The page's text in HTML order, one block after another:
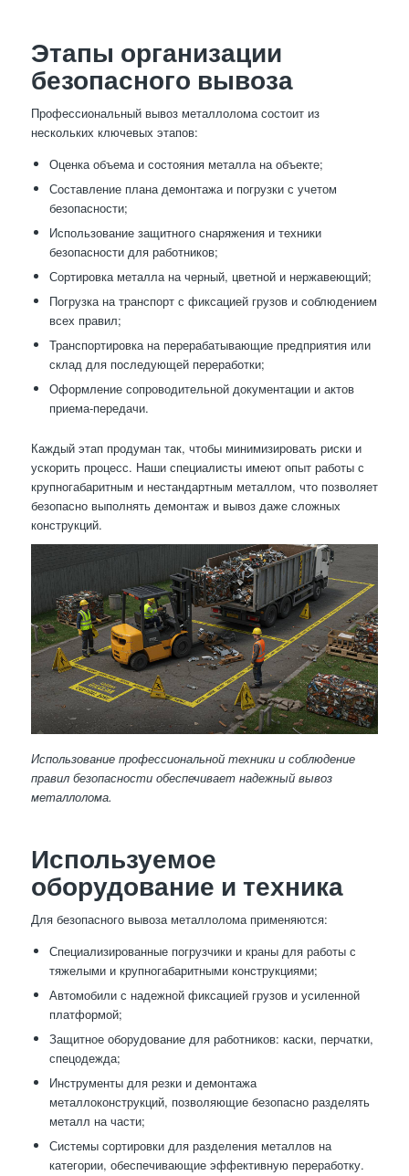
Этапы организации
безопасного вывоза
Профессиональный вывоз металлолома состоит из
нескольких ключевых этапов:
Оценка объема и состояния металла на объекте;
Составление плана демонтажа и погрузки с учетом
безопасности;
Использование защитного снаряжения и техники
безопасности для работников;
Сортировка металла на черный, цветной и нержавеющий;
Погрузка на транспорт с фиксацией грузов и соблюдением
всех правил;
Транспортировка на перерабатывающие предприятия или
склад для последующей переработки;
Оформление сопроводительной документации и актов
приема-передачи.
Каждый этап продуман так, чтобы минимизировать риски и
ускорить процесс. Наши специалисты имеют опыт работы с
крупногабаритным и нестандартным металлом, что позволяет
безопасно выполнять демонтаж и вывоз даже сложных
конструкций.
Использование профессиональной техники и соблюдение
правил безопасности обеспечивает надежный вывоз
металлолома.
Используемое
оборудование и техника
Для безопасного вывоза металлолома применяются:
Специализированные погрузчики и краны для работы с
тяжелыми и крупногабаритными конструкциями;
Автомобили с надежной фиксацией грузов и усиленной
платформой;
Защитное оборудование для работников: каски, перчатки,
спецодежда;
Инструменты для резки и демонтажа
металлоконструкций, позволяющие безопасно разделять
металл на части;
Системы сортировки для разделения металлов на
категории, обеспечивающие эффективную переработку.